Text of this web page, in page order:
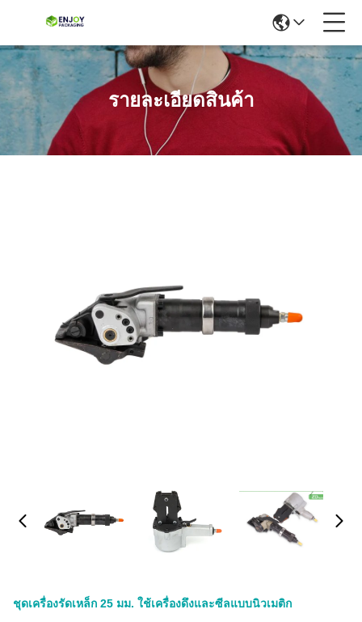
รายละเอียดสินค้า
ชุดเครื่องรัดเหล็ก 25 มม. ใช้เครื่องดึงและซีลแบบนิวเมติก